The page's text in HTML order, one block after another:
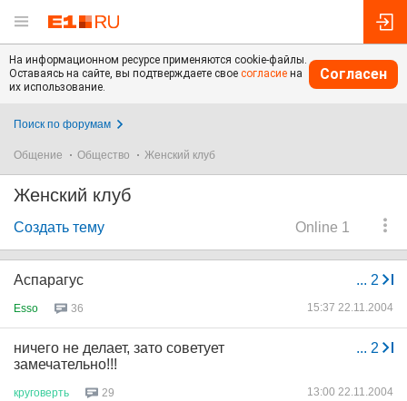
На информационном ресурсе применяются cookie-файлы.
Оставаясь на сайте, вы подтверждаете свое согласие на
их использование.
Согласен
Поиск по форумам
Общение Общество Женский клуб
Женский клуб
Online 1
Создать тему
... 2
Аспарагус
Esso 36 15:37 22.11.2004
... 2
ничего не делает, зато советует
замечательно!!!
круговерть 29 13:00 22.11.2004